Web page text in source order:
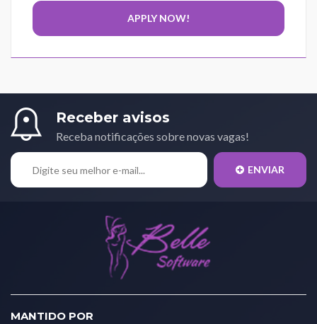
Receber avisos
Receba notificações sobre novas vagas!
ENVIAR
MANTIDO POR